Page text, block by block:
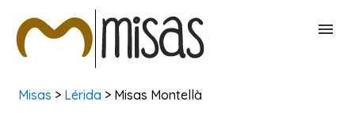
BUSCAR MISAS
Misas > Lérida > Misas Montellà